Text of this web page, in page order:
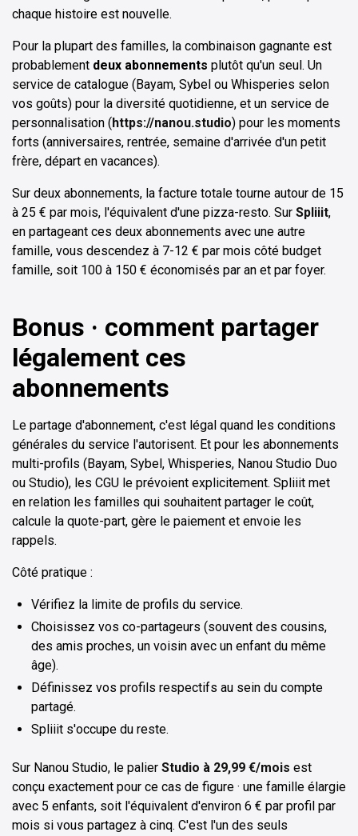
chaque histoire est nouvelle.
Pour la plupart des familles, la combinaison gagnante est
probablement deux abonnements plutôt qu'un seul. Un
service de catalogue (Bayam, Sybel ou Whisperies selon
vos goûts) pour la diversité quotidienne, et un service de
personnalisation ( https://nanou.studio) pour les moments
forts (anniversaires, rentrée, semaine d'arrivée d'un petit
frère, départ en vacances).
Sur deux abonnements, la facture totale tourne autour de 15
à 25 € par mois, l'équivalent d'une pizza-resto. Sur Spliiit,
en partageant ces deux abonnements avec une autre
famille, vous descendez à 7-12 € par mois côté budget
famille, soit 100 à 150 € économisés par an et par foyer.
Bonus · comment partager
légalement ces
abonnements
Le partage d'abonnement, c'est légal quand les conditions
générales du service l'autorisent. Et pour les abonnements
multi-profils (Bayam, Sybel, Whisperies, Nanou Studio Duo
ou Studio), les CGU le prévoient explicitement. Spliiit met
en relation les familles qui souhaitent partager le coût,
calcule la quote-part, gère le paiement et envoie les
rappels.
Côté pratique :
Vérifiez la limite de profils du service.
Choisissez vos co-partageurs (souvent des cousins,
des amis proches, un voisin avec un enfant du même
âge).
Définissez vos profils respectifs au sein du compte
partagé.
Spliiit s'occupe du reste.
Sur Nanou Studio, le palier Studio à 29,99 €/mois est
conçu exactement pour ce cas de figure · une famille élargie
avec 5 enfants, soit l'équivalent d'environ 6 € par profil par
mois si vous partagez à cinq. C'est l'un des seuls